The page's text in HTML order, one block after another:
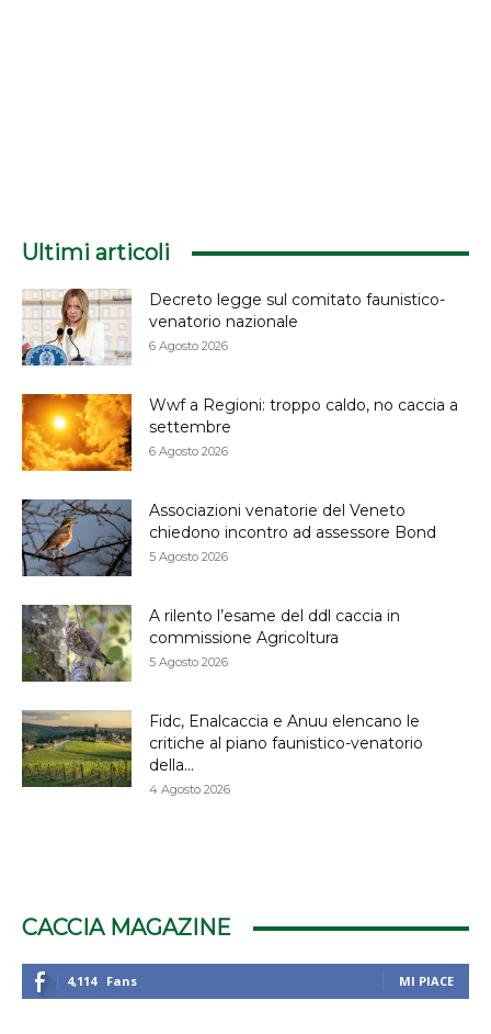
Ultimi articoli
Decreto legge sul comitato faunistico-
venatorio nazionale
6 Agosto 2026
Wwf a Regioni: troppo caldo, no caccia a
settembre
6 Agosto 2026
Associazioni venatorie del Veneto
chiedono incontro ad assessore Bond
5 Agosto 2026
A rilento l’esame del ddl caccia in
commissione Agricoltura
5 Agosto 2026
Fidc, Enalcaccia e Anuu elencano le
critiche al piano faunistico-venatorio
della...
4 Agosto 2026
CACCIA MAGAZINE
4,114 Fans MI PIACE